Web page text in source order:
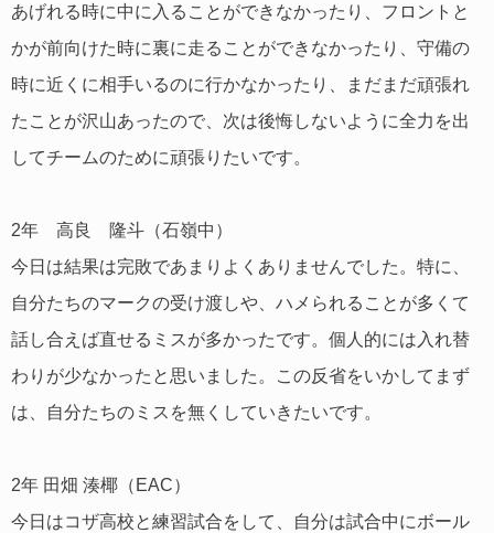
あげれる時に中に入ることができなかったり、フロントと
かが前向けた時に裏に走ることができなかったり、守備の
時に近くに相手いるのに行かなかったり、まだまだ頑張れ
たことが沢山あったので、次は後悔しないように全力を出
してチームのために頑張りたいです。
2年 高良 隆斗（石嶺中）
今日は結果は完敗であまりよくありませんでした。特に、
自分たちのマークの受け渡しや、ハメられることが多くて
話し合えば直せるミスが多かったです。個人的には入れ替
わりが少なかったと思いました。この反省をいかしてまず
は、自分たちのミスを無くしていきたいです。
2年 田畑 湊椰（EAC）
今日はコザ高校と練習試合をして、自分は試合中にボール